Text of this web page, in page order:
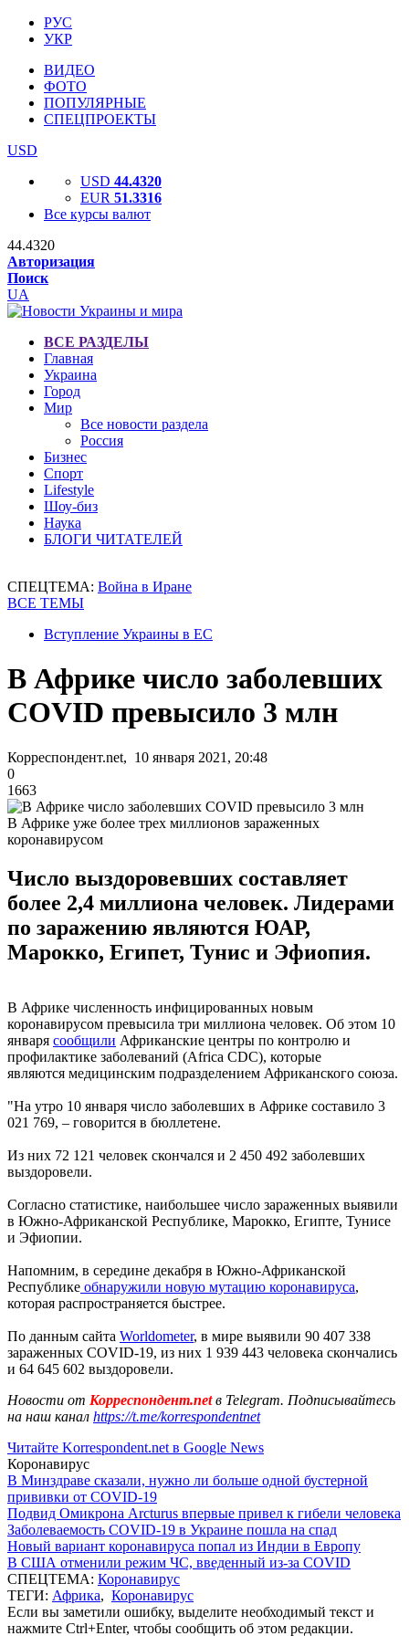
РУС
УКР
ВИДЕО
ФОТО
ПОПУЛЯРНЫЕ
СПЕЦПРОЕКТЫ
USD
USD 44.4320
EUR 51.3316
Все курсы валют
44.4320
Авторизация
Поиск
UA
ВСЕ РАЗДЕЛЫ
Главная
Украина
Город
Мир
Все новости раздела
Россия
Бизнес
Спорт
Lifestyle
Шоу-биз
Наука
БЛОГИ ЧИТАТЕЛЕЙ
СПЕЦТЕМА: Война в Иране
ВСЕ ТЕМЫ
Вступление Украины в ЕС
В Африке число заболевших
COVID превысило 3 млн
Корреспондент.net, 10 января 2021, 20:48
0
1663
В Африке уже более трех миллионов зараженных
коронавирусом
Число выздоровевших составляет
более 2,4 миллиона человек. Лидерами
по заражению являются ЮАР,
Марокко, Египет, Тунис и Эфиопия.
В Африке численность инфицированных новым
коронавирусом превысила три миллиона человек. Об этом 10
января сообщили Африканские центры по контролю и
профилактике заболеваний (Africa CDC), которые
являются медицинским подразделением Африканского союза.
"На утро 10 января число заболевших в Африке составило 3
021 769, – говорится в бюллетене.
Из них 72 121 человек скончался и 2 450 492 заболевших
выздоровели.
Согласно статистике, наибольшее число зараженных выявили
в Южно-Африканской Республике, Марокко, Египте, Тунисе
и Эфиопии.
Напомним, в середине декабря в Южно-Африканской
Республике обнаружили новую мутацию коронавируса,
которая распространяется быстрее.
По данным сайта Worldometer, в мире выявили 90 407 338
зараженных COVID-19, из них 1 939 443 человека скончались
и 64 645 602 выздоровели.
Новости от Корреспондент.netв Telegram. Подписывайтесь
на наш канал https://t.me/korrespondentnet
Читайте Korrespondent.net в Google News
Коронавирус
В Минздраве сказали, нужно ли больше одной бустерной
прививки от COVID-19
Подвид Омикрона Arcturus впервые привел к гибели человека
Заболеваемость COVID-19 в Украине пошла на спад
Новый вариант коронавируса попал из Индии в Европу
В США отменили режим ЧС, введенный из-за COVID
СПЕЦТЕМА: Коронавирус
ТЕГИ: Африка, Коронавирус
Если вы заметили ошибку, выделите необходимый текст и
нажмите Ctrl+Enter, чтобы сообщить об этом редакции.